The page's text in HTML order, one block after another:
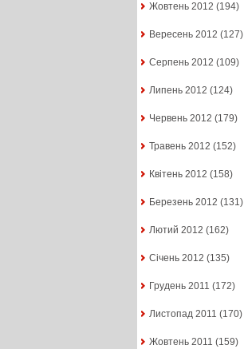
Жовтень 2012 (194)
Вересень 2012 (127)
Серпень 2012 (109)
Липень 2012 (124)
Червень 2012 (179)
Травень 2012 (152)
Квітень 2012 (158)
Березень 2012 (131)
Лютий 2012 (162)
Січень 2012 (135)
Грудень 2011 (172)
Листопад 2011 (170)
Жовтень 2011 (159)